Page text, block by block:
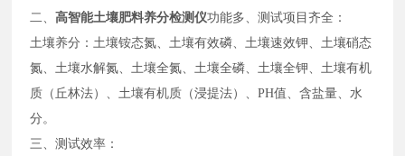
二、 高智能土壤肥料养分检测仪功能多、测试项目齐全：
土壤养分：土壤铵态氮、土壤有效磷、土壤速效钾、土壤硝态
氮、土壤水解氮、土壤全氮、土壤全磷、土壤全钾、土壤有机
质（丘林法）、土壤有机质（浸提法）、PH值、含盐量、水
分。
三、测试效率：